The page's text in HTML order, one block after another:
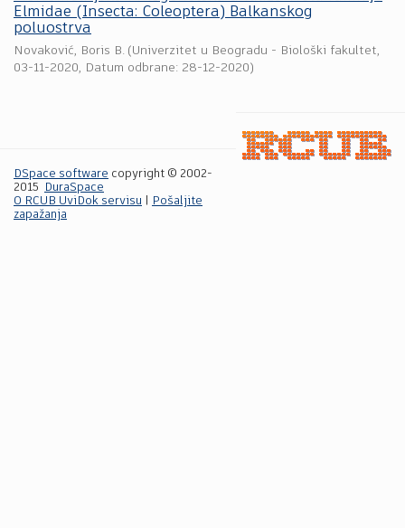
Elmidae (Insecta: Coleoptera) Balkanskog
poluostrva
Novaković, Boris B. (Univerzitet u Beogradu - Biološki fakultet,
03-11-2020, Datum odbrane: 28-12-2020)
DSpace software copyright © 2002-
2015
DuraSpace
O RCUB UviDok servisu
Pošaljite
zapažanja